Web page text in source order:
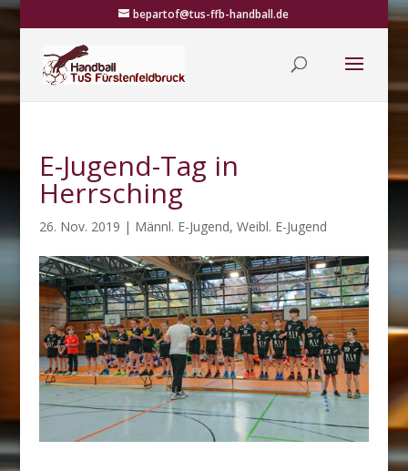
bepartof@tus-ffb-handball.de
E-Jugend-Tag in
Herrsching
26. Nov. 2019 | Männl. E-Jugend, Weibl. E-Jugend